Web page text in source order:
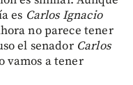
es Carlos Ignacio
no parece tener
el senador Carlos
vamos a tener